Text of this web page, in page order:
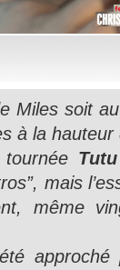
Miles soit
à la
mais
même